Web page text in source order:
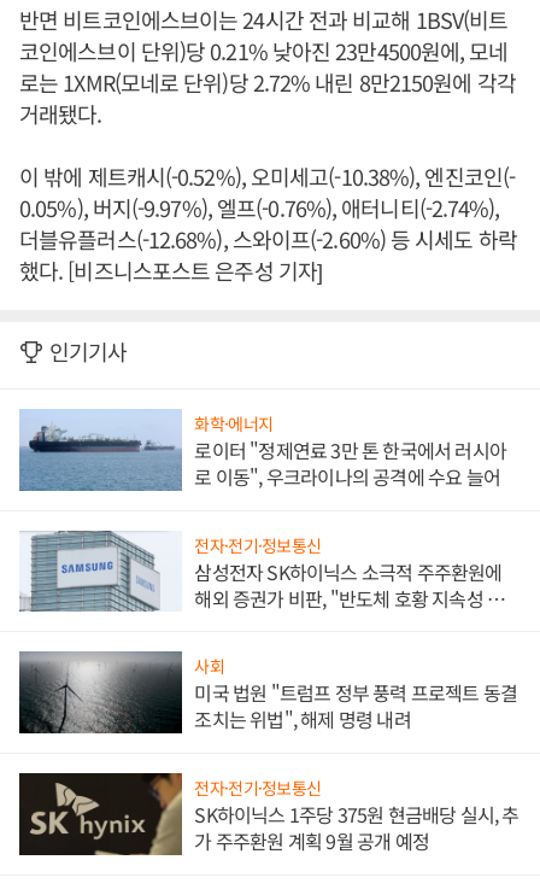
반면 비트코인에스브이는 24시간 전과 비교해 1BSV(비트
코인에스브이 단위)당 0.21% 낮아진 23만4500원에, 모네
로는 1XMR(모네로 단위)당 2.72% 내린 8만2150원에 각각
거래됐다.
이 밖에 제트캐시(-0.52%), 오미세고(-10.38%), 엔진코인(-
0.05%), 버지(-9.97%), 엘프(-0.76%), 애터니티(-2.74%),
더블유플러스(-12.68%), 스와이프(-2.60%) 등 시세도 하락
했다. [비즈니스포스트 은주성 기자]
인기기사
화학·에너지
로이터 "정제연료 3만 톤 한국에서 러시아
로 이동", 우크라이나의 공격에 수요 늘어
전자·전기·정보통신
삼성전자 SK하이닉스 소극적 주주환원에
해외 증권가 비판, "반도체 호황 지속성 의
사회
미국 법원 "트럼프 정부 풍력 프로젝트 동결
조치는 위법", 해제 명령 내려
전자·전기·정보통신
SK하이닉스 1주당 375원 현금배당 실시, 추
가 주주환원 계획 9월 공개 예정